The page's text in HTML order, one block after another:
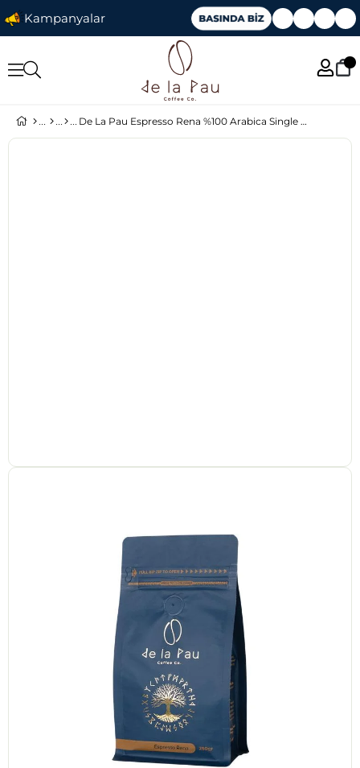
Kampanyalar
De La Pau Espresso Rena %100 Arabica Single Origin Çekirdek Kahve 250 gr